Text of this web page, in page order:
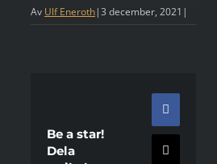
Av Ulf Eneroth|3 december, 2021 |
Be a star!
Dela
Facebook
X